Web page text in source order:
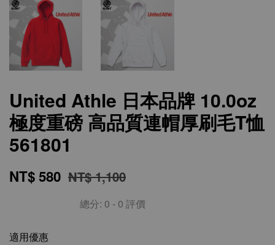
United Athle 日本品牌 10.0oz
極度重磅 高品質連帽厚刷毛T恤
561801
NT$ 580 NT$ 1,100
總分: 0 - 0 評價
適用優惠